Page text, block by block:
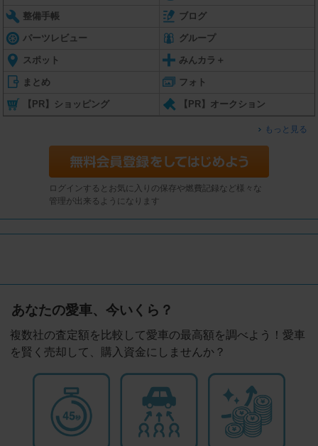
整備手帳 ブログ
パーツレビュー グループ
スポット みんカラ＋
まとめ フォト
【PR】ショッピング 【PR】オークション
もっと見る
ログインするとお気に入りの保存や燃費記録など様々な
管理が出来るようになります
あなたの愛車、今いくら？
複数社の査定額を比較して愛車の最高額を調べよう！愛車
を賢く売却して、購入資金にしませんか？